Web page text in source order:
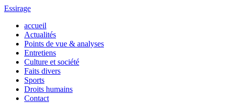
Essirage
accueil
Actualités
Points de vue & analyses
Entretiens
Culture et société
Faits divers
Sports
Droits humains
Contact